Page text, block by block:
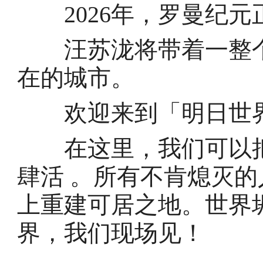
2026年，罗曼纪元
汪苏泷将带着一整
在的城市。
欢迎来到「明日世
在这里，我们可以
肆活 。所有不肯熄灭
上重建可居之地。世
界，我们现场见！